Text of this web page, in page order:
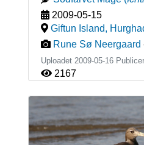
2009-05-15
Giftun Island,
Rune Sø Neergaard
Uploadet 2009-05-16
2167